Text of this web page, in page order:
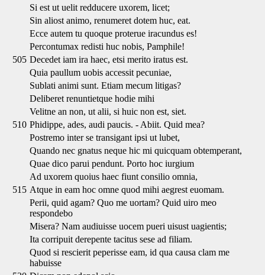
Si est ut uelit redducere uxorem, licet;
Sin aliost animo, renumeret dotem huc, eat.
Ecce autem tu quoque proterue iracundus es!
Percontumax redisti huc nobis, Pamphile!
505 Decedet iam ira haec, etsi merito iratus est.
Quia paullum uobis accessit pecuniae,
Sublati animi sunt. Etiam mecum litigas?
Deliberet renuntietque hodie mihi
Velitne an non, ut alii, si huic non est, siet.
510 Phidippe, ades, audi paucis. - Abiit. Quid mea?
Postremo inter se transigant ipsi ut lubet,
Quando nec gnatus neque hic mi quicquam obtemperant,
Quae dico parui pendunt. Porto hoc iurgium
Ad uxorem quoius haec fiunt consilio omnia,
515 Atque in eam hoc omne quod mihi aegrest euomam.
Perii, quid agam? Quo me uortam? Quid uiro meo
respondebo
Misera? Nam audiuisse uocem pueri uisust uagientis;
Ita corripuit derepente tacitus sese ad filiam.
Quod si rescierit peperisse eam, id qua causa clam me
habuisse